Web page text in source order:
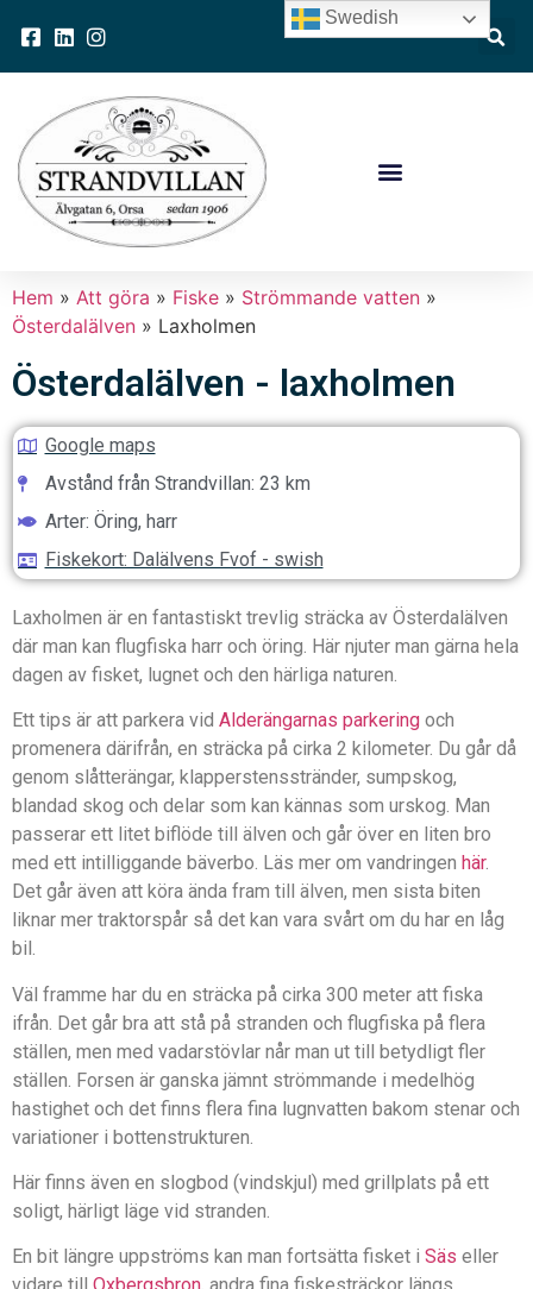
Hem » Att göra » Fiske » Strömmande vatten »
Österdalälven » Laxholmen
Österdalälven - laxholmen
Google maps
Avstånd från Strandvillan: 23 km
Arter: Öring, harr
Fiskekort: Dalälvens Fvof - swish
Laxholmen är en fantastiskt trevlig sträcka av Österdalälven
där man kan flugfiska harr och öring. Här njuter man gärna hela
dagen av fisket, lugnet och den härliga naturen.
Ett tips är att parkera vid Alderängarnas parkering och
promenera därifrån, en sträcka på cirka 2 kilometer. Du går då
genom slåtterängar, klapperstensstränder, sumpskog,
blandad skog och delar som kan kännas som urskog. Man
passerar ett litet biflöde till älven och går över en liten bro
med ett intilliggande bäverbo. Läs mer om vandringen här.
Det går även att köra ända fram till älven, men sista biten
liknar mer traktorspår så det kan vara svårt om du har en låg
bil.
Väl framme har du en sträcka på cirka 300 meter att fiska
ifrån. Det går bra att stå på stranden och flugfiska på flera
ställen, men med vadarstövlar når man ut till betydligt fler
ställen. Forsen är ganska jämnt strömmande i medelhög
hastighet och det finns flera fina lugnvatten bakom stenar och
variationer i bottenstrukturen.
Här finns även en slogbod (vindskjul) med grillplats på ett
soligt, härligt läge vid stranden.
En bit längre uppströms kan man fortsätta fisket i Säs eller
Swedish